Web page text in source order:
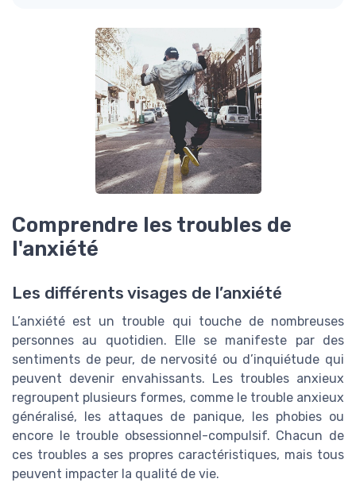
Comprendre les troubles de
l'anxiété
Les différents visages de l’anxiété
L’anxiété est un trouble qui touche de nombreuses
personnes au quotidien. Elle se manifeste par des
sentiments de peur, de nervosité ou d’inquiétude qui
peuvent devenir envahissants. Les troubles anxieux
regroupent plusieurs formes, comme le trouble anxieux
généralisé, les attaques de panique, les phobies ou
encore le trouble obsessionnel-compulsif. Chacun de
ces troubles a ses propres caractéristiques, mais tous
peuvent impacter la qualité de vie.